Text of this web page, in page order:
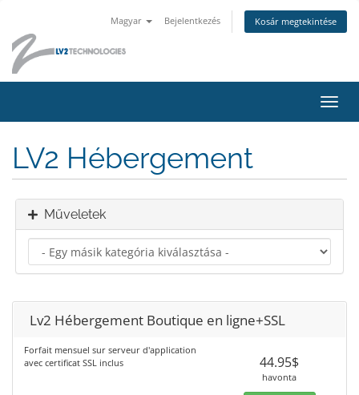
Magyar Bejelentkezés Kosár megtekintése
a
LV2 Hébergement
Műveletek
Lv2 Hébergement Boutique en ligne+SSL
Forfait mensuel sur serveur d'application
avec certificat SSL inclus
44.95$
havonta